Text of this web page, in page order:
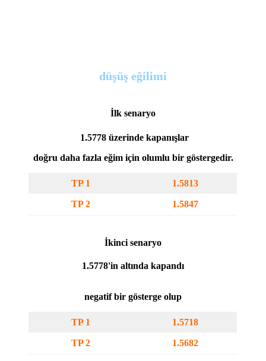
düşüş eğilimi
İlk senaryo
1.5778 üzerinde kapanışlar
doğru daha fazla eğim için olumlu bir göstergedir.
TP 1 1.5813
TP 2 1.5847
İkinci senaryo
1.5778'in altında kapandı
negatif bir gösterge olup
TP 1 1.5718
TP 2 1.5682